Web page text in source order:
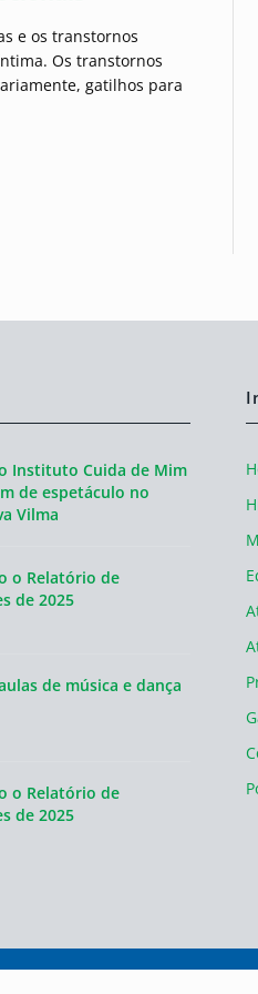
e os transtornos
Os transtornos
gatilhos para
Instituto Cuida de Mim
de espetáculo no
Vilma
o Relatório de
de 2025
de música e dança
o Relatório de
de 2025